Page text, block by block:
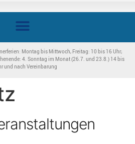
Montag bis Mittwoch, Freitag: 10 bis 16 Uhr;
4. Sonntag im Monat (26.7. und 23.8.) 14 bis
und nach Vereinbarung